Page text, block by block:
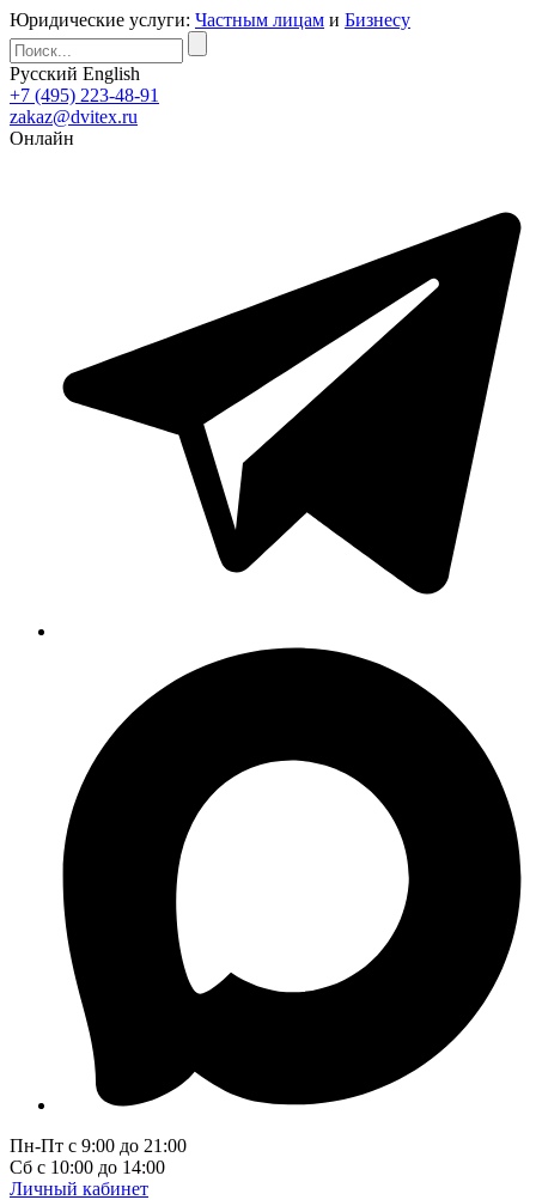
Юридические услуги: Частным лицам и Бизнесу
Русский English
+7 (495) 223-48-91
zakaz@dvitex.ru
Онлайн
Пн-Пт с 9:00 до 21:00
Сб с 10:00 до 14:00
Личный кабинет